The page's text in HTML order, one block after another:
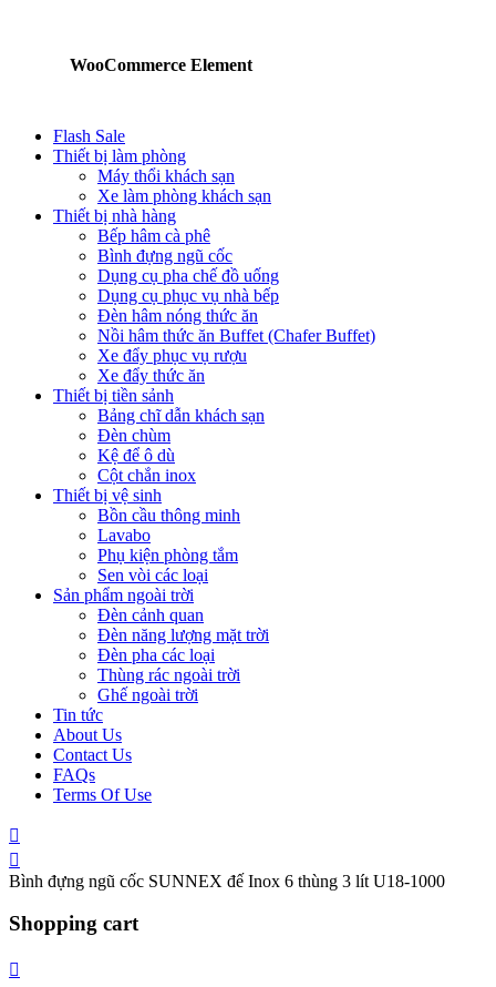
WooCommerce Element
Flash Sale
Thiết bị làm phòng
Máy thổi khách sạn
Xe làm phòng khách sạn
Thiết bị nhà hàng
Bếp hâm cà phê
Bình đựng ngũ cốc
Dụng cụ pha chế đồ uống
Dụng cụ phục vụ nhà bếp
Đèn hâm nóng thức ăn
Nồi hâm thức ăn Buffet (Chafer Buffet)
Xe đẩy phục vụ rượu
Xe đẩy thức ăn
Thiết bị tiền sảnh
Bảng chĩ dẫn khách sạn
Đèn chùm
Kệ để ô dù
Cột chắn inox
Thiết bị vệ sinh
Bồn cầu thông minh
Lavabo
Phụ kiện phòng tắm
Sen vòi các loại
Sản phẩm ngoài trời
Đèn cảnh quan
Đèn năng lượng mặt trời
Đèn pha các loại
Thùng rác ngoài trời
Ghế ngoài trời
Tin tức
About Us
Contact Us
FAQs
Terms Of Use
Bình đựng ngũ cốc SUNNEX đế Inox 6 thùng 3 lít U18-1000
Shopping cart